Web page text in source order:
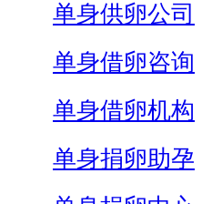
单身供卵公司
单身借卵咨询
单身借卵机构
单身捐卵助孕